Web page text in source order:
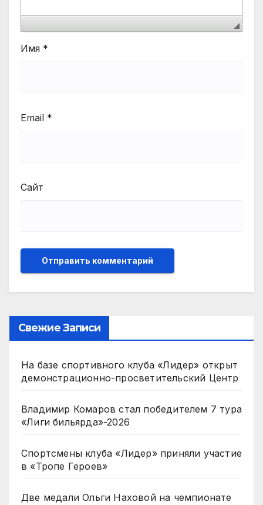
Имя *
Email *
Сайт
Свежие Записи
На базе спортивного клуба «Лидер» открыт
демонстрационно-просветительский Центр
Владимир Комаров стал победителем 7 тура
«Лиги бильярда»-2026
Спортсмены клуба «Лидер» приняли участие
в «Тропе Героев»
Две медали Ольги Наховой на чемпионате